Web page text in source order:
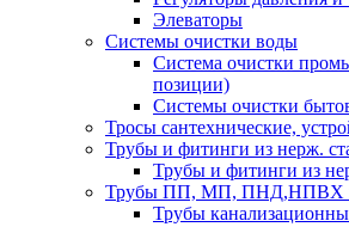
Элеваторы
Системы очистки воды
Система очистки
позиции)
Системы очистки
Тросы сантехнические,
Трубы и фитинги из нерж.
Трубы и фитинги из
Трубы ПП, МП, ПНД,НПВХ
Трубы